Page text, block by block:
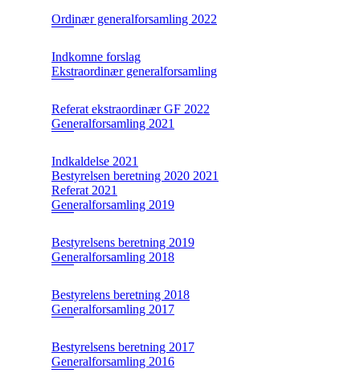
Ordinær generalforsamling 2022
Indkomne forslag
Ekstraordinær generalforsamling
Referat ekstraordinær GF 2022
Generalforsamling 2021
Indkaldelse 2021
Bestyrelsen beretning 2020 2021
Referat 2021
Generalforsamling 2019
Bestyrelsens beretning 2019
Generalforsamling 2018
Bestyrelens beretning 2018
Generalforsamling 2017
Bestyrelsens beretning 2017
Generalforsamling 2016